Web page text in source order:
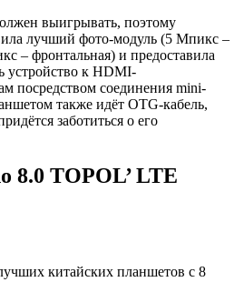
выигрывать, поэтому
лучший фото-модуль (5 Мпикс –
– фронтальная) и предоставила
устройство к HDMI-
посредством соединения mini-
также идёт OTG-кабель,
заботиться о его
8.0 TOPOL’ LTE
китайских планшетов с 8